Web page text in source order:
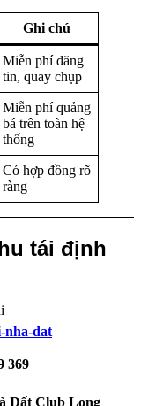
Ghi chú
Miễn phí đăng
tin, quay chụp
Miễn phí quảng
bá trên toàn hệ
thống
Có hợp đồng rõ
ràng
tái định
nha-dat
369
Đất Club Long